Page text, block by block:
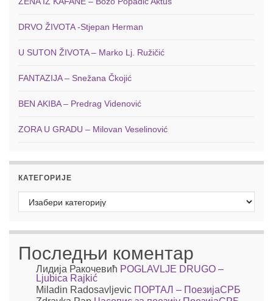
DRVO ŽIVOTA -Stjepan Herman
U SUTON ŽIVOTA – Marko Lj. Ružičić
FANTAZIJA – Snežana Čkojić
BEN AKIBA – Predrag Videnović
ZORA U GRADU – Milovan Veselinović
КАТЕГОРИЈЕ
Категорије
Последњи коментар
Лидија Ракочевић POGLAVLJE DRUGO –
Ljubica Rajkić
Miladin Radosavljevic ПОРТАЛ – ПоезијаСРБ